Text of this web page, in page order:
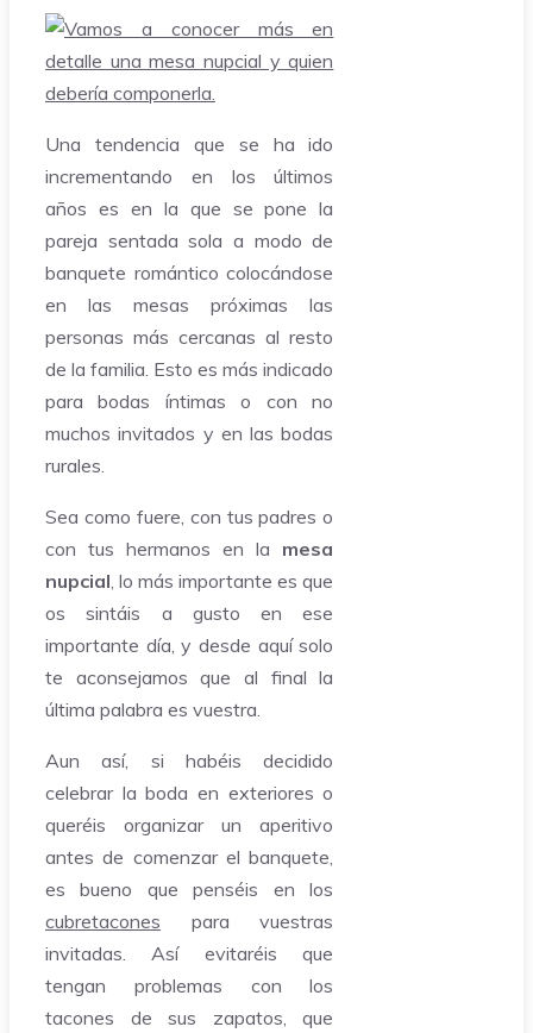
Una tendencia que se ha ido
incrementando en los últimos
años es en la que se pone la
pareja sentada sola a modo de
banquete romántico colocándose
en las mesas próximas las
personas más cercanas al resto
de la familia. Esto es más indicado
para bodas íntimas o con no
muchos invitados y en las bodas
rurales.
Sea como fuere, con tus padres o
con tus hermanos en la mesa
nupcial , lo más importante es que
os sintáis a gusto en ese
importante día, y desde aquí solo
te aconsejamos que al final la
última palabra es vuestra.
Aun así, si habéis decidido
celebrar la boda en exteriores o
queréis organizar un aperitivo
antes de comenzar el banquete,
es bueno que penséis en los
cubretacones para vuestras
invitadas. Así evitaréis que
tengan problemas con los
tacones de sus zapatos, que